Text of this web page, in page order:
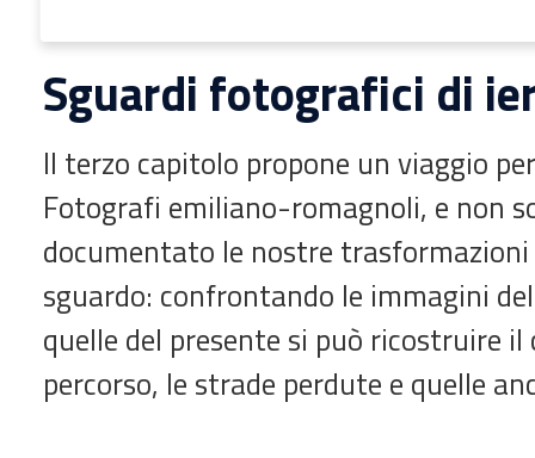
Sguardi fotografici di
Il terzo capitolo propone un viaggio
Fotografi emiliano-romagnoli, e non
documentato le nostre
sguardo: confrontando le immagini
quelle del presente si può ricostruire
percorso, le strade perdute e quelle